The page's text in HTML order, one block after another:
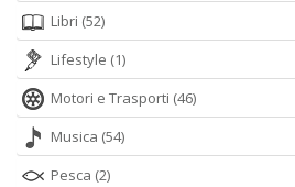
Libri (52)
Lifestyle (1)
Motori e Trasporti (46)
Musica (54)
Pesca (2)